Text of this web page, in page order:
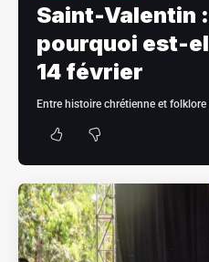
Saint-Valentin
pourquoi est-
14 février
Entre histoire chrétienne et folklore